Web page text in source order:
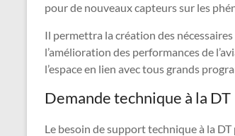
pour de nouveaux capteurs sur les
Il permettra la création des
l’amélioration des performances de
l’espace en lien avec tous grands
Demande technique à la DT
Le besoin de support technique à la